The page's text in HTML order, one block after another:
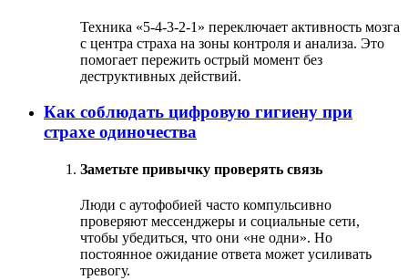
Техника «5-4-3-2-1» переключает активность мозга
с центра страха на зоны контроля и анализа. Это
помогает пережить острый момент без
деструктивных действий.
Как соблюдать цифровую гигиену при
страхе одиночества
Заметьте привычку проверять связь
Люди с аутофобией часто компульсивно
проверяют мессенджеры и социальные сети,
чтобы убедиться, что они «не одни». Но
постоянное ожидание ответа может усиливать
тревогу.